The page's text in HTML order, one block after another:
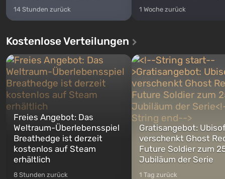
14 Stunden zurück 1 Woche zurück
Kostenlose Verteilungen
Freies Angebot: Das
Weltraum-Überlebensspiel
Breathedge ist derzeit
kostenlos auf Steam
erhältlich
8 Stunden zurück
Gratisangebot:
verschenkt Ghost
Future Soldier zum
Jubiläum der Serie
1 Tag zurück